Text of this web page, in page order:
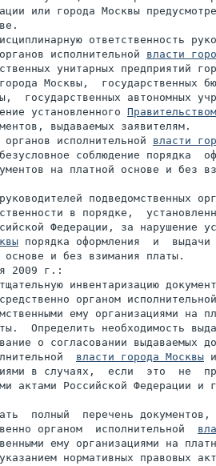
или города Москвы
ответственность
исполнительной власти
унитарных предприятий
Москвы,  государственных
государственных автономных
установленного
выдаваемых заявителям.
органов исполнительной
власти
соблюдение порядка
на платной основе и без
подведомственных
в порядке,
Федерации, за нарушение
порядка оформления  и  выдачи
основе и без взимания платы.
2009 г.:
инвентаризацию
органом
ему организациями на
Определить необходимость
о согласовании выдаваемых
власти города Москвы
в случаях,  если  это  не
актами Российской Федерации и
полный  перечень документов,
органом  исполнительной
ему организациями на
нормативных правовых